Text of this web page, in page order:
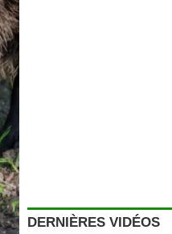
DERNIÈRES VIDÉOS